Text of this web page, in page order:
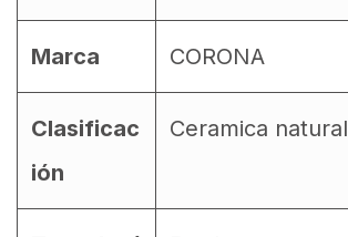
Marca CORONA
Clasificac
ión
Ceramica natural